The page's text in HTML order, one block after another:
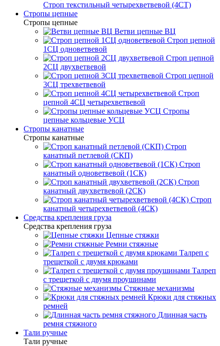
Строп текстильный четырехветвевой (4СТ)
Стропы цепные
Стропы цепные
Ветви цепные ВЦ
Строп цепной
1СЦ одноветвевой
Строп цепной
2СЦ двухветвевой
Строп цепной
3СЦ трехветвевой
Строп
цепной 4СЦ четырехветвевой
Стропы
цепные кольцевые УСЦ
Стропы канатные
Стропы канатные
Строп
канатный петлевой (СКП)
Строп
канатный одноветвевой (1СК)
Строп
канатный двухветвевой (2СК)
Строп
канатный четырехветвевой (4СК)
Средства крепления груза
Средства крепления груза
Цепные стяжки
Ремни стяжные
Талреп с
трещеткой с двумя крюками
Талреп
с трещеткой с двумя проушинами
Стяжные механизмы
Крюки для стяжных
ремней
Длинная часть
ремня стяжного
Тали ручные
Тали ручные